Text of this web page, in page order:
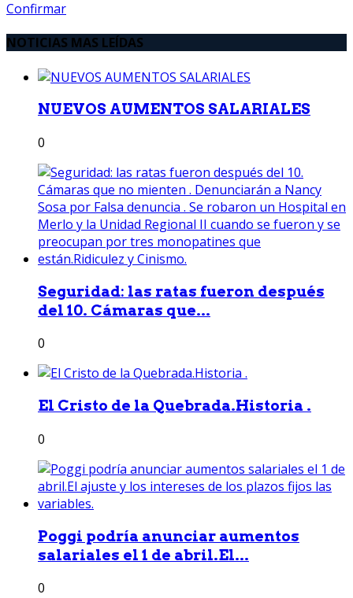
Confirmar
NOTICIAS MAS LEÍDAS
NUEVOS AUMENTOS SALARIALES
0
Seguridad: las ratas fueron después
del 10. Cámaras que...
0
El Cristo de la Quebrada.Historia .
0
Poggi podría anunciar aumentos
salariales el 1 de abril.El...
0